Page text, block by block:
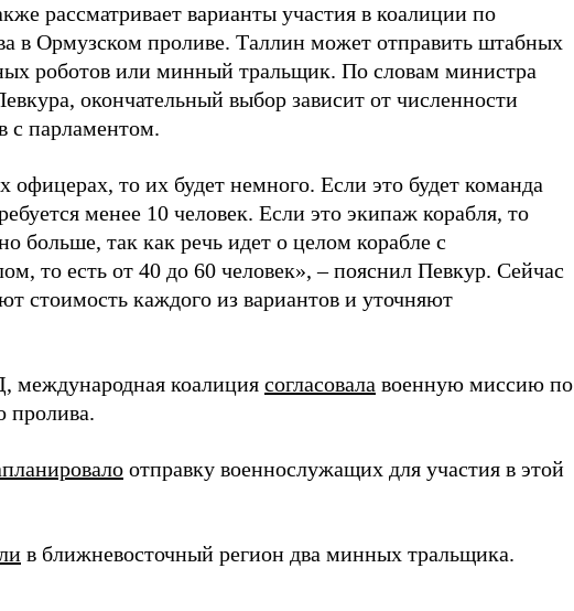
рассматривает варианты участия в коалиции по
в Ормузском проливе. Таллин может отправить штабных
роботов или минный тральщик. По словам министра
окончательный выбор зависит от численности
с парламентом.
офицерах, то их будет немного. Если это будет команда
менее 10 человек. Если это экипаж корабля, то
больше, так как речь идет о целом корабле с
то есть от 40 до 60 человек», – пояснил Певкур. Сейчас
стоимость каждого из вариантов и уточняют
международная коалиция согласовала военную миссию по
пролива.
отправку военнослужащих для участия в этой
в ближневосточный регион два минных тральщика.